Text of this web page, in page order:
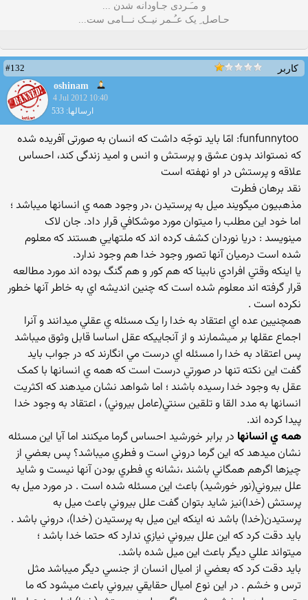
و مـَـردی جـاودانه شدن ...
حـاصل ِ یک عـُـمر نیــک نـــامی ست...
کاربر
#132
oshinam
4 Jul 2012 10:40
ارسالها: 533
funfunnytoo: امّا بايد توجّه داشت كه انسان به صورتى آفريده شده
كه نمى‏تواند بدون عشق و پرستش و انس و اميد زندگى كند، احساس
علاقه و پرستش در او نهفته است
نقد برهان فطرت
مذهبيون ميگويند ميل به پرستيدن ،در وجود همه ي انسانها ميباشد ؛
اما خود اين مطلب را ميتوان مورد موشکافي قرار داد. جان لاک
مينويسد : دريا نوردان کشف کرده اند که ملتهايي هستند که معلوم
شده است درميان آنها تصور وجود خدا هم وجود ندارد.
يا اينکه وقتي افرادي نابينا که هم کور و هم گنگ بوده اند مورد مطالعه
قرار گرفته اند معلوم شده است که چنين انديشه اي به خاطر آنها خطور
نکرده است .
همچنيين عده اي اعتقاد به خدا را يک مسئله ي عقلي ميدانند و آنرا
اجماع عقلها بر ميشمارند و از آنجاييکه عقل اساسا قابل وثوق ميباشد
پس اعتقاد به خدا را مسئله اي درست مي انگارند که در جواب بايد
گفت اين نکته تنها در صورتي درست است که همه ي انسانها با کمک
عقل به وجود خدا رسيده باشند ؛ اما شواهد نشان ميدهند که اکثريت
انسانها به مدد القا و تلقين سنتي(عامل بيروني) ، اعتقاد به وجود خدا
پيدا کرده اند.
همه ي انسانها در برابر خورشيد احساس گرما ميکنند اما آيا اين مسئله
نشان ميدهد که اين گرما دروني است و فطري ميباشد؟ پس بعضي از
چيزها اگرهم همگاني باشند ،نشانه ي فطري بودن آنها نيست و شايد
علل بيروني(نور خورشيد) باعث اين مسئله شده است . در مورد ميل به
پرستش (خدا)نيز شايد بتوان گفت علل بيروني باعث ميل به
پرستيدن(خدا) باشد نه اينکه اين ميل به پرستيدن (خدا)، دروني باشد .
بايد دقت کرد که اين علل بيروني نيازي ندارد که حتما خدا باشد ؛
ميتواند عللي ديگر باعث اين ميل شده باشد.
بايد دقت کرد که بعضي از اميال انسان از جنسي ديگر ميباشد مثل
ترس و خشم . در اين نوع اميال حقايقي بيروني باعث ميشود که ما